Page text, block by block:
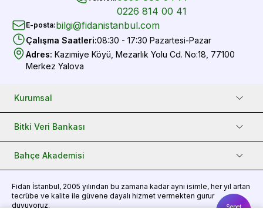
Sepet
0226 814 00 41
E-posta:bilgi@fidanistanbul.com
Çalışma Saatleri:08:30 - 17:30 Pazartesi-Pazar
Adres: Kazımiye Köyü, Mezarlık Yolu Cd. No:18, 77100
Merkez Yalova
Kurumsal
Bitki Veri Bankası
Bahçe Akademisi
Fidan İstanbul, 2005 yılından bu zamana kadar aynı isimle, her yıl artan
tecrübe ve kalite ile güvene dayalı hizmet vermekten gurur
duyuyoruz.